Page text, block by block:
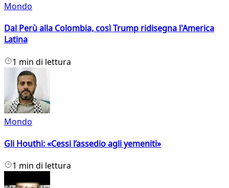
Mondo
Dal Perù alla Colombia, così Trump ridisegna l'America
Latina
1 min di lettura
Mondo
Gli Houthi: «Cessi l’assedio agli yemeniti»
1 min di lettura